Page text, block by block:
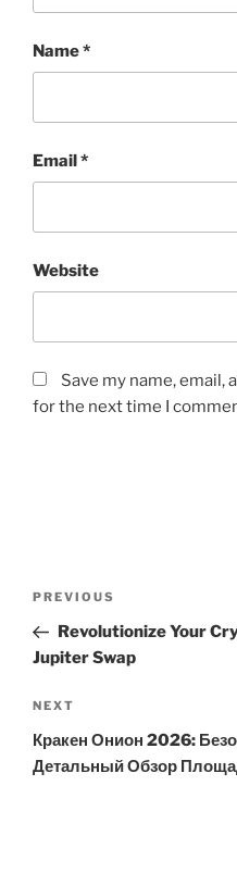
Name*
Email*
Website
Save my name, email,
for the next time I
Previous
Post
PREVIOUS
Revolutionize Your
Jupiter Swap
Next
Post
NEXT
Кракен Онион 2026:
Детальный Обзор